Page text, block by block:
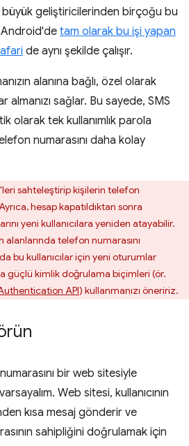
büyük geliştiricilerinden birçoğu bu
tam olarak bu işi yapan
de aynı şekilde çalışır.
alanına bağlı, özel olarak
almanızı sağlar. Bu sayede, SMS
olarak tek kullanımlık parola
numarasını daha kolay
sahteleştirip kişilerin telefon
hesap kapatıldıktan sonra
yeni kullanıcılara yeniden atayabilir.
alanlarında telefon numarasını
bu kullanıcılar için yeni oturumlar
güçlü kimlik doğrulama biçimleri (ör.
API) kullanmanızı öneririz.
bir web sitesiyle
Web sitesi, kullanıcının
kısa mesaj gönderir ve
sahipliğini doğrulamak için